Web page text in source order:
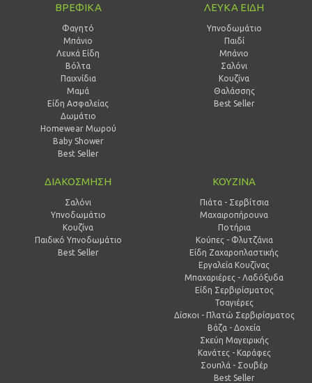
ΒΡΕΦΙΚΑ
Φαγητό
Μπάνιο
Λευκά Είδη
Βόλτα
Παιχνίδια
Μαμά
Είδη Ασφαλείας
Δωμάτιο
Homewear Μωρού
Baby Shower
Best Seller
ΛΕΥΚΑ ΕΙΔΗ
Υπνοδωμάτιο
Παιδί
Mπάνιο
Σαλόνι
Κουζίνα
Θαλάσσης
Best Seller
ΔΙΑΚΟΣΜΗΣΗ
Σαλόνι
Υπνοδωμάτιο
Κουζίνα
Παιδικό Υπνοδωμάτιο
Best Seller
ΚΟΥΖΙΝΑ
Πιάτα - Σερβίτσια
Μαχαιροπήρουνα
Ποτήρια
Κούπες - Φλυτζάνια
Είδη Ζαχαροπλαστικής
Εργαλεία Κουζίνας
Μπαχαριέρες - Λαδόξυδα
Είδη Σερβιρίσματος
Τσαγιέρες
Δίσκοι - Πλατώ Σερβιρίσματος
Βάζα - Δοχεία
Σκεύη Μαγειρικής
Κανάτες - Καράφες
Σουπλά - Σουβέρ
Best Seller